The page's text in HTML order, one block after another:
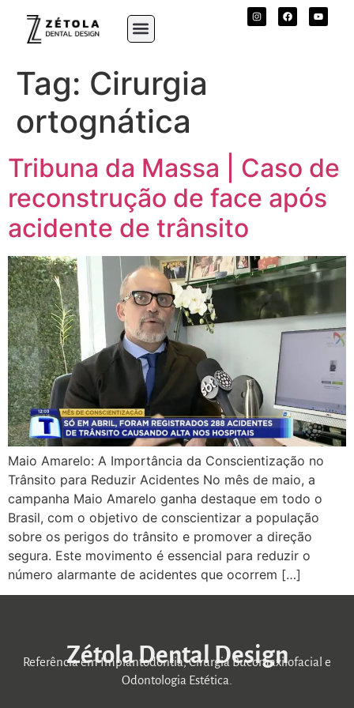
Tag: Cirurgia
ortognática
Tribuna da Massa | Caso de
reconstrução de face após
acidente de trânsito
Maio Amarelo: A Importância da Conscientização no
Trânsito para Reduzir Acidentes No mês de maio, a
campanha Maio Amarelo ganha destaque em todo o
Brasil, com o objetivo de conscientizar a população
sobre os perigos do trânsito e promover a direção
segura. Este movimento é essencial para reduzir o
número alarmante de acidentes que ocorrem […]
Zétola Dental Design
Referência em Implantodontia, Cirurgia Bucomaxilofacial e
Odontologia Estética.